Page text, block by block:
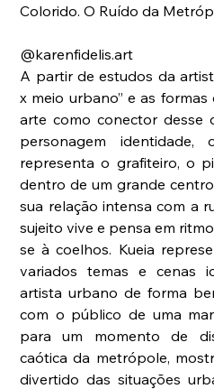
Colorido. O Ruído da
@karenfidelis.art
A partir de estudos da
x meio urbano” e as
arte como conector desse
personagem identidade,
representa o grafiteiro, o
dentro de um grande
sua relação intensa com a
sujeito vive e pensa em
se à coelhos. Kueia
variados temas e cenas
artista urbano de forma
com o público de uma
para um momento de
caótica da metrópole,
divertido das situações